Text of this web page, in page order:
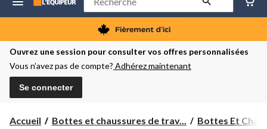
Toronto
Stockyards,
courament
Ouvert,
Se
dans
Rechercher
Ouvrez une session pour consulter vos offres personnalisées
Vous n’avez pas de compte? Adhérez maintenant
Se connecter
Accueil Bottes et chaussures de trav... Bottes Et